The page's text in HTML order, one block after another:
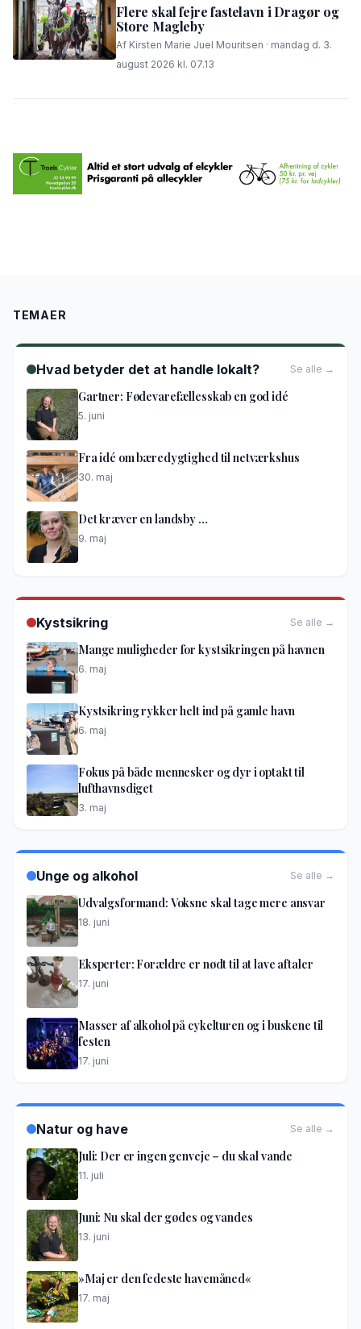
Flere skal fejre fastelavn i Dragør og
Store Magleby
Af Kirsten Marie Juel Mouritsen · mandag d. 3.
august 2026 kl. 07.13
TEMAER
Hvad betyder det at handle lokalt? Se alle →
Gartner: Fødevarefællesskab en god idé
5. juni
Fra idé om bæredygtighed til netværkshus
30. maj
Det kræver en landsby …
9. maj
Kystsikring Se alle →
Mange muligheder for kystsikringen på havnen
6. maj
Kystsikring rykker helt ind på gamle havn
6. maj
Fokus på både mennesker og dyr i optakt til
lufthavnsdiget
3. maj
Unge og alkohol Se alle →
Udvalgsformand: Voksne skal tage mere ansvar
18. juni
Eksperter: Forældre er nødt til at lave aftaler
17. juni
Masser af alkohol på cykelturen og i buskene til
festen
17. juni
Natur og have Se alle →
Juli: Der er ingen genveje – du skal vande
11. juli
Juni: Nu skal der gødes og vandes
13. juni
»Maj er den fedeste havemåned«
17. maj